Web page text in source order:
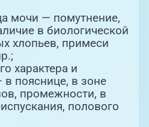
мочи — помутнение,
в биологической
хлопьев, примеси
характера и
пояснице, в зоне
промежности, в
полового